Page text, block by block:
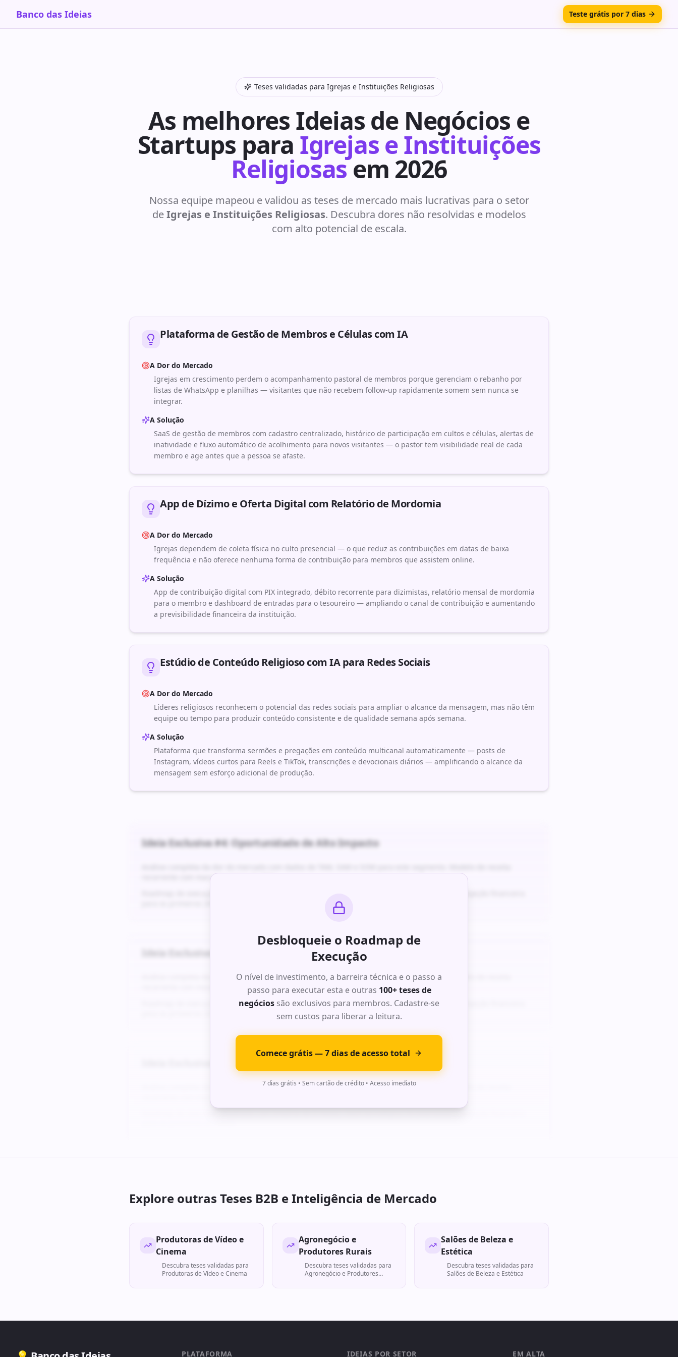
Banco das Ideias Teste grátis por 7 dias
Teses validadas para Igrejas e Instituições Religiosas
As melhores Ideias de Negócios e
Startups para Igrejas e Instituições
Religiosasem 2026
Nossa equipe mapeou e validou as teses de mercado mais lucrativas para o setor
deIgrejas e Instituições Religiosas. Descubra dores não resolvidas e modelos
com alto potencial de escala.
Plataforma de Gestão de Membros e Células com IA
A Dor do Mercado
Igrejas em crescimento perdem o acompanhamento pastoral de membros porque gerenciam o rebanho por
listas de WhatsApp e planilhas — visitantes que não recebem follow-up rapidamente somem sem nunca se
integrar.
A Solução
SaaS de gestão de membros com cadastro centralizado, histórico de participação em cultos e células, alertas de
inatividade e fluxo automático de acolhimento para novos visitantes — o pastor tem visibilidade real de cada
membro e age antes que a pessoa se afaste.
App de Dízimo e Oferta Digital com Relatório de Mordomia
A Dor do Mercado
Igrejas dependem de coleta física no culto presencial — o que reduz as contribuições em datas de baixa
frequência e não oferece nenhuma forma de contribuição para membros que assistem online.
A Solução
App de contribuição digital com PIX integrado, débito recorrente para dizimistas, relatório mensal de mordomia
para o membro e dashboard de entradas para o tesoureiro — ampliando o canal de contribuição e aumentando
a previsibilidade financeira da instituição.
Estúdio de Conteúdo Religioso com IA para Redes Sociais
A Dor do Mercado
Líderes religiosos reconhecem o potencial das redes sociais para ampliar o alcance da mensagem, mas não têm
equipe ou tempo para produzir conteúdo consistente e de qualidade semana após semana.
A Solução
Plataforma que transforma sermões e pregações em conteúdo multicanal automaticamente — posts de
Instagram, vídeos curtos para Reels e TikTok, transcrições e devocionais diários — amplificando o alcance da
mensagem sem esforço adicional de produção.
Ideia Exclusiva #4: Oportunidade de Alto Impacto
recorrente com margens acima de 70%.
Ideia Exclusiva # : Oportunidade de Alto Impacto
Análise completa da dor do mercado com dados de TAM, SAM e SOM para este segmento. Modelo de receita
recorrente com margens acima de 70%.
Roadmap de execução detalhado com timeline de 6 meses, stack tecnológica recomendada e projeção financeira
Análise completa da dor do mercado com dados de TAM, SAM e SOM para este segmento. Modelo de receita
Desbloqueie o Roadmap de
Execução
O nível de investimento, a barreira técnica e o passo a
passo para executar esta e outras 100+ teses de
negócios são exclusivos para membros. Cadastre-se
sem custos para liberar a leitura.
Comece grátis — 7 dias de acesso total
7 dias grátis • Sem cartão de crédito • Acesso imediato
Explore outras Teses B2B e Inteligência de Mercado
Produtoras de Vídeo e
Cinema
Descubra teses validadas para
Produtoras de Vídeo e Cinema
Agronegócio e
Produtores Rurais
Descubra teses validadas para
Agronegócio e Produtores
Salões de Beleza e
Estética
Descubra teses validadas para
Salões de Beleza e Estética
PLATAFORMA IDEIAS POR SETOR EM ALTA